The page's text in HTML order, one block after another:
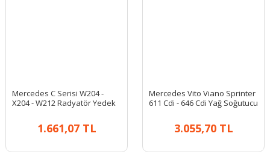
Mercedes C Serisi W204 -
X204 - W212 Radyatör Yedek
1.661,07 TL
Mercedes Vito Viano Sprinter
611 Cdi - 646 Cdi Yağ Soğutucu
3.055,70 TL